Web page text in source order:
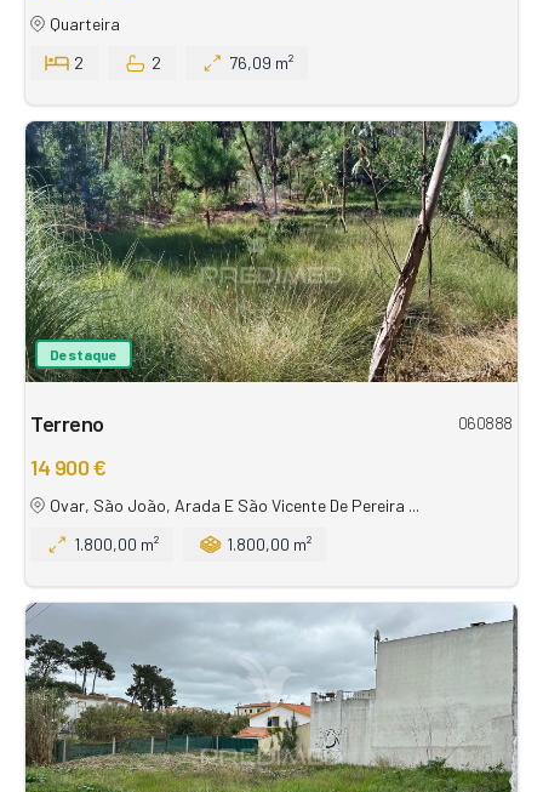
Quarteira
2
2 76,09 m²
Destaque
Terreno 060888
14 900 €
Ovar, São João, Arada E São Vicente De Pereira ...
1.800,00 m²
1.800,00 m²